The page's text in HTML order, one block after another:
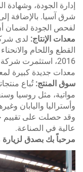
آسيا. بالإضافة إلى
الجودة لضمان أن
الإنتاج:
واللحام والانحناء
جديدة كبيرة
المنتج:تُباع
مثل روسيا
واليابان وغيرها.
حصلت على تقييم جيد
في الصناعة.
بك بصدق لزيارة